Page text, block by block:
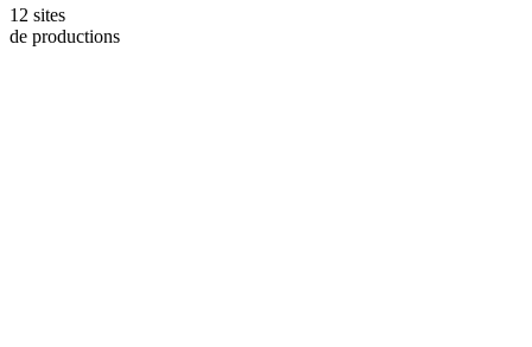
12 sites
de productions